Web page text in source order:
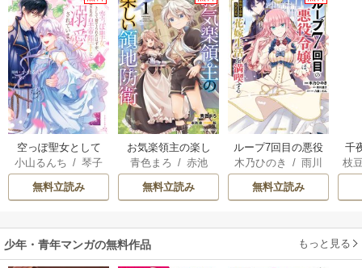
空っぽ聖女として
捨てられたはず
が、嫁ぎ先の皇帝
陛下に溺愛されて
小山るんち /琴子
無料立読み
お気楽領主の楽し
い領地防衛
青色まろ / 赤池
宗/転
無料立読み
ループ7回目の悪役
令嬢は、元敵国で
自由気ままな花嫁
生活を満喫する
木乃ひのき /雨川
透子/八美☆わん
無料立読み
千
国
枝
少年・青年マンガの無料作品 もっと見る